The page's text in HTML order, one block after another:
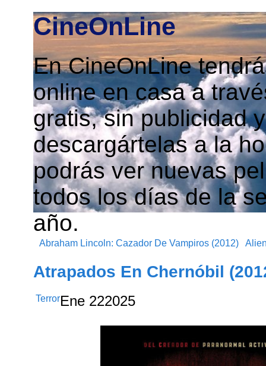
CineOnLine
En CineOnLine
online en casa a
gratis, sin publicidad
descargártelas a la
podrás ver nuevas
todos los días de la
año.
Abraham Lincoln: Cazador De Vampiros (2012)
Atrapados En Chernóbil
TerrorEne 222025